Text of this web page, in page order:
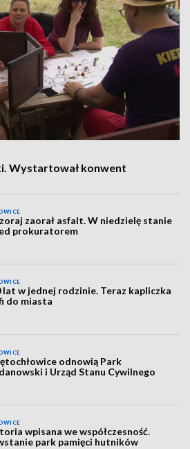
Wystartował konwent
zaorał asfalt. W niedzielę stanie
prokuratorem
lat w jednej rodzinie. Teraz kapliczka
do miasta
odnowią Park
i Urząd Stanu Cywilnego
wpisana we współczesność.
park pamięci hutników